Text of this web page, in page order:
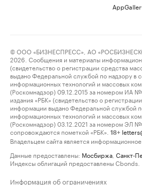
© ООО «БИЗНЕСПРЕСС», АО
2026. Сообщения и материалы
(свидетельство о регистрации средства
выдано Федеральной службой по надзору в
информационных технологий и массовых
(Роскомнадзор) 09.12.2015 за номером ИА
издания «РБК» (свидетельство о
информации выдано Федеральной службой
информационных технологий и массовых
(Роскомнадзор) 03.12.2021 за номером ЭЛ
сопровождаются пометкой «РБК».
18+
Владельцем сайта является информационное
Данные предоставлены: Мосбиржа Санкт-
Индексы облигаций предоставлены Cbonds.
Информация об ограничениях